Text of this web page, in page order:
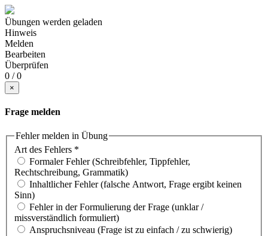
Übungen werden geladen
Hinweis
Melden
Bearbeiten
Überprüfen
0 / 0
×
Frage melden
Fehler melden in Übung
Art des Fehlers *
Formaler Fehler (Schreibfehler, Tippfehler,
Rechtschreibung, Grammatik)
Inhaltlicher Fehler (falsche Antwort, Frage ergibt keinen
Sinn)
Fehler in der Formulierung der Frage (unklar /
missverständlich formuliert)
Anspruchsniveau (Frage ist zu einfach / zu schwierig)